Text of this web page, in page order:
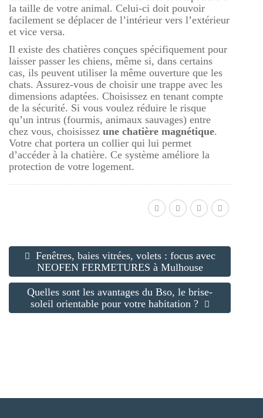
la taille de votre animal. Celui-ci doit pouvoir
facilement se déplacer de l’intérieur vers l’extérieur
et vice versa.
Il existe des chatières conçues spécifiquement pour
laisser passer les chiens, même si, dans certains
cas, ils peuvent utiliser la même ouverture que les
chats. Assurez-vous de choisir une trappe avec les
dimensions adaptées. Choisissez en tenant compte
de la sécurité. Si vous voulez réduire le risque
qu’un intrus (fourmis, animaux sauvages) entre
chez vous, choisissez une chatière magnétique.
Votre chat portera un collier qui lui permet
d’accéder à la chatière. Ce système améliore la
protection de votre logement.
Fenêtres, baies vitrées, volets : focus avec
NEOFEN FERMETURES à Mulhouse
Quelles sont les avantages du Bso, le brise-
soleil orientable pour votre habitation ?